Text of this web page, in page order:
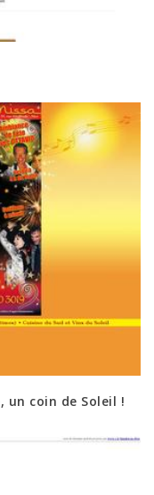
un coin de Soleil !